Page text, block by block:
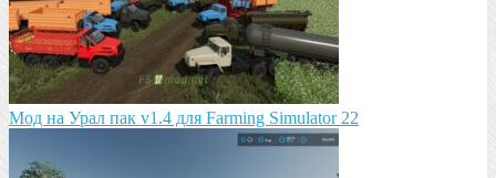
Мод на Урал пак v1.4 для Farming Simulator 22